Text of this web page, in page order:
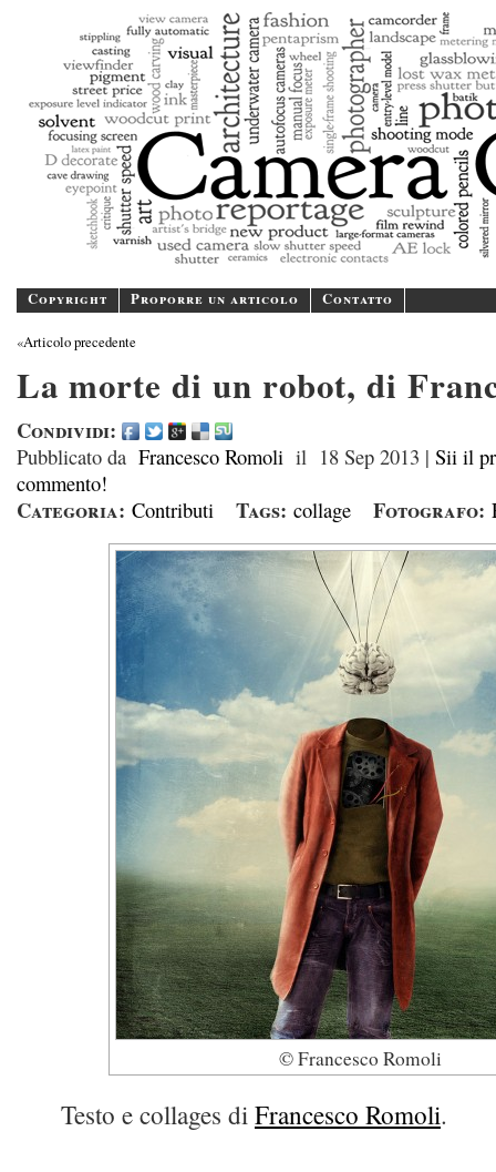
A blog/magazine
Copyright Proporre un articolo Contatto
«Articolo precedente
La morte di un robot, di
Condividi:
Pubblicato da Francesco Romoli il 18 Sep 2013 | Sii il
commento!
Categoria: Contributi Tags: collage Fotografo:
© Francesco Romoli
Testo e collages diFrancesco Romoli.